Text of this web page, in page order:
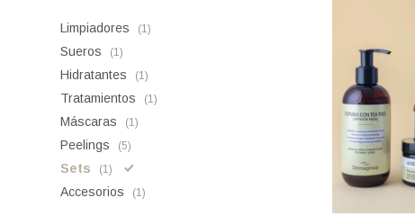
Limpiadores (1)
Sueros (1)
Hidratantes (1)
Tratamientos (1)
Máscaras (1)
Peelings (5)
Sets (1)
Accesorios (1)